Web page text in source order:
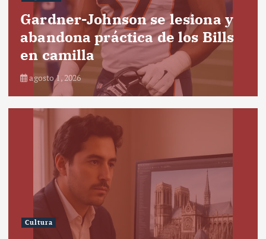
Gardner-Johnson se lesiona y
abandona práctica de los Bills
en camilla
agosto 1, 2026
Cultura